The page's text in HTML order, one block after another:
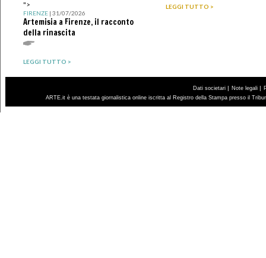
">
FIRENZE| 31/07/2026
Artemisia a Firenze, il racconto
della rinascita
LEGGI TUTTO >
LEGGI TUTTO >
Dati societari | Note legali |
ARTE.it è una testata giornalistica online iscritta al Registro della Stampa presso il